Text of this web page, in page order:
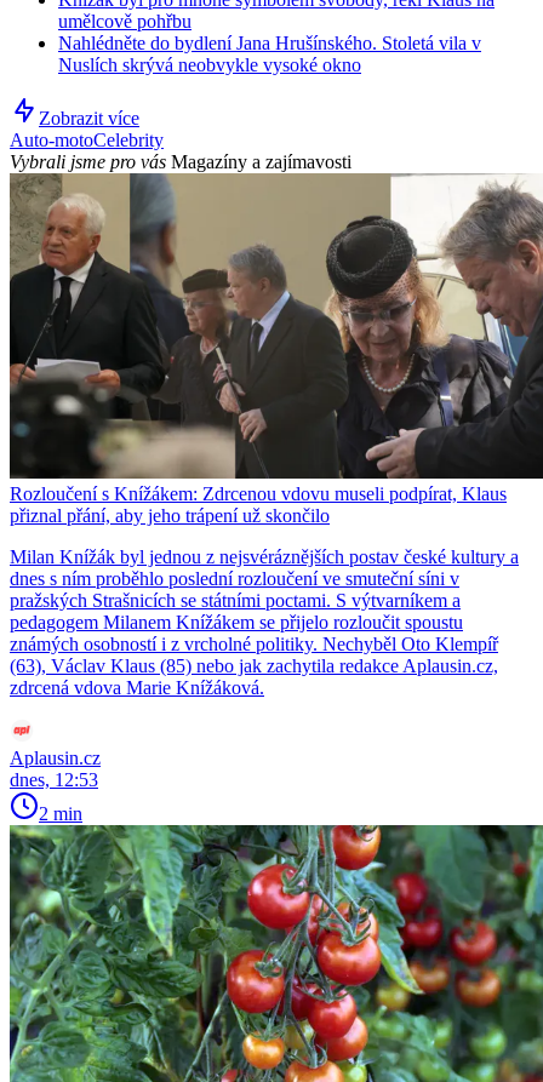
umělcově pohřbu
Nahlédněte do bydlení Jana Hrušínského. Stoletá vila v
Nuslích skrývá neobvykle vysoké okno
Zobrazit více
Auto-motoCelebrity
Vybrali jsme pro vás Magazíny a zajímavosti
Rozloučení s Knížákem: Zdrcenou vdovu museli podpírat, Klaus
přiznal přání, aby jeho trápení už skončilo
Milan Knížák byl jednou z nejsvéráznějších postav české kultury a
dnes s ním proběhlo poslední rozloučení ve smuteční síni v
pražských Strašnicích se státními poctami. S výtvarníkem a
pedagogem Milanem Knížákem se přijelo rozloučit spoustu
známých osobností i z vrcholné politiky. Nechyběl Oto Klempíř
(63), Václav Klaus (85) nebo jak zachytila redakce Aplausin.cz,
zdrcená vdova Marie Knížáková.
Aplausin.cz
dnes, 12:53
2 min